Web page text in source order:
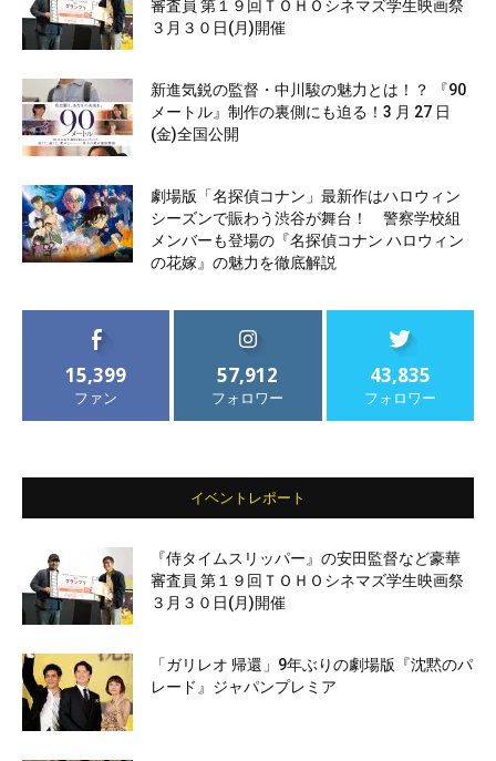
審査員 第１９回ＴＯＨＯシネマズ学生映画祭
３月３０日(月)開催
新進気鋭の監督・中川駿の魅力とは！？ 『90
メートル』制作の裏側にも迫る！3 月 27 日
(金)全国公開
劇場版「名探偵コナン」最新作はハロウィン
シーズンで賑わう渋谷が舞台！ 警察学校組
メンバーも登場の『名探偵コナン ハロウィン
の花嫁』の魅力を徹底解説
15,399
ファン
57,912
フォロワー
43,835
フォロワー
イベントレポート
『侍タイムスリッパー』の安田監督など豪華
審査員 第１９回ＴＯＨＯシネマズ学生映画祭
３月３０日(月)開催
「ガリレオ 帰還」9年ぶりの劇場版『沈黙のパ
レード』ジャパンプレミア